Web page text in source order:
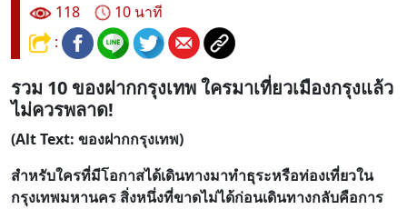
118
10 นาที
:
รวม 10 ของฝากกรุงเทพ ใครมาเที่ยวเมืองกรุงแล้ว
ไม่ควรพลาด!
(Alt Text: ของฝากกรุงเทพ)
สำหรับใครที่มีโอกาสได้เดินทางมาทำธุระหรือท่องเที่ยวใน
กรุงเทพมหานคร สิ่งหนึ่งที่ขาดไม่ได้ก่อนเดินทางกลับคือการ